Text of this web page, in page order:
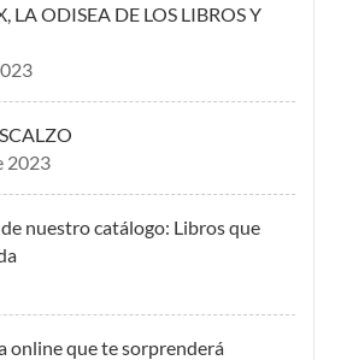
LA ODISEA DE LOS LIBROS Y
2023
nuestro catálogo: Libros que
online que te sorprenderá